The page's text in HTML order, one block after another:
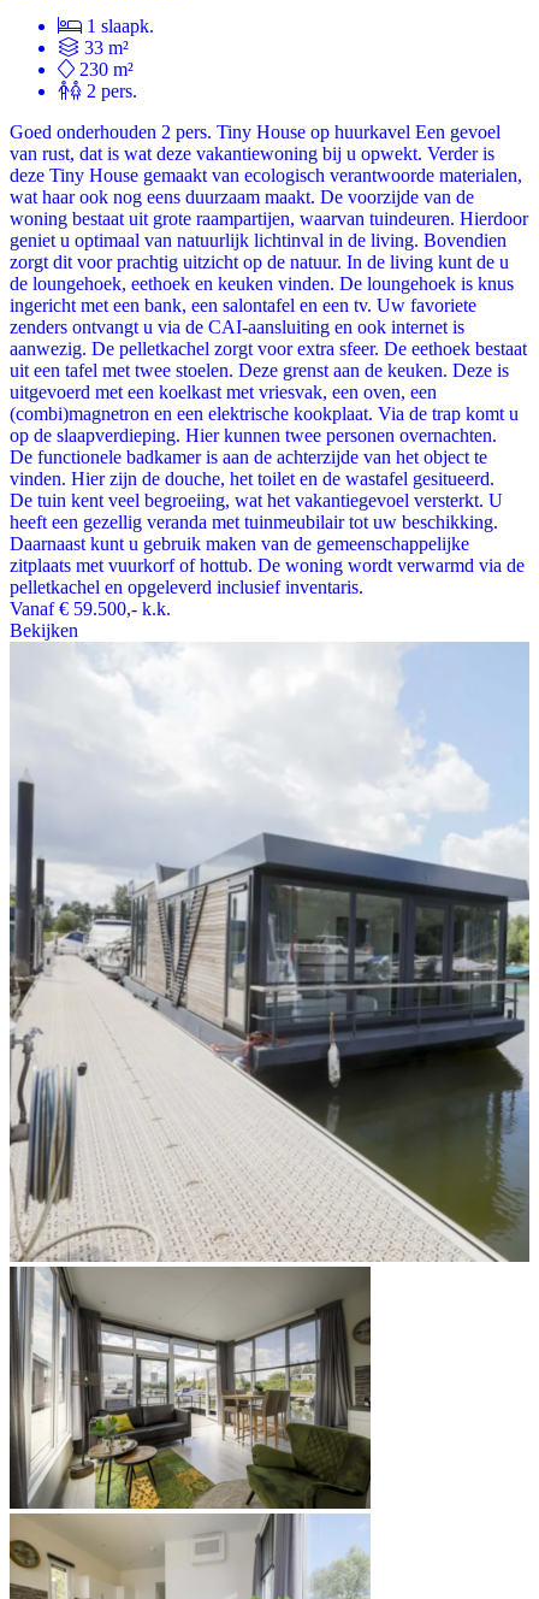
1 slaapk.
33 m²
230 m²
2 pers.
Goed onderhouden 2 pers. Tiny House op huurkavel Een gevoel
van rust, dat is wat deze vakantiewoning bij u opwekt. Verder is
deze Tiny House gemaakt van ecologisch verantwoorde materialen,
wat haar ook nog eens duurzaam maakt. De voorzijde van de
woning bestaat uit grote raampartijen, waarvan tuindeuren. Hierdoor
geniet u optimaal van natuurlijk lichtinval in de living. Bovendien
zorgt dit voor prachtig uitzicht op de natuur. In de living kunt de u
de loungehoek, eethoek en keuken vinden. De loungehoek is knus
ingericht met een bank, een salontafel en een tv. Uw favoriete
zenders ontvangt u via de CAI-aansluiting en ook internet is
aanwezig. De pelletkachel zorgt voor extra sfeer. De eethoek bestaat
uit een tafel met twee stoelen. Deze grenst aan de keuken. Deze is
uitgevoerd met een koelkast met vriesvak, een oven, een
(combi)magnetron en een elektrische kookplaat. Via de trap komt u
op de slaapverdieping. Hier kunnen twee personen overnachten.
De functionele badkamer is aan de achterzijde van het object te
vinden. Hier zijn de douche, het toilet en de wastafel gesitueerd.
De tuin kent veel begroeiing, wat het vakantiegevoel versterkt. U
heeft een gezellig veranda met tuinmeubilair tot uw beschikking.
Daarnaast kunt u gebruik maken van de gemeenschappelijke
zitplaats met vuurkorf of hottub. De woning wordt verwarmd via de
pelletkachel en opgeleverd inclusief inventaris.
Vanaf € 59.500,- k.k.
Bekijken